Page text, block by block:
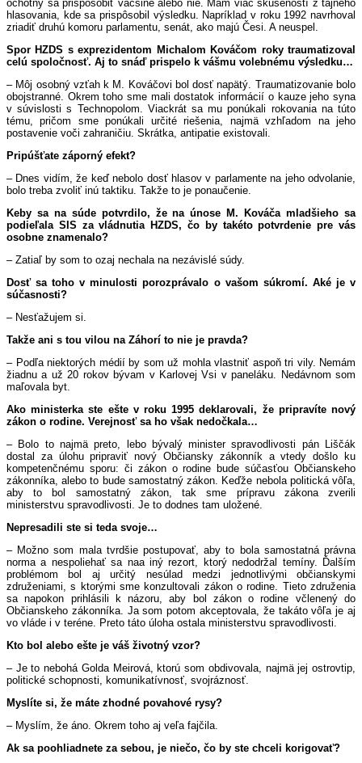
ochotný sa prispôsobiť väčšine alebo nie. Mám viac skúseností z tajného
hlasovania, kde sa prispôsobil výsledku. Napríklad v roku 1992 navrhoval
zriadiť druhú komoru parlamentu, senát, ako majú Česi. A neuspel.
Spor HZDS s exprezidentom Michalom Kováčom roky traumatizoval
celú spoločnosť. Aj to snáď prispelo k vášmu volebnému výsledku…
– Môj osobný vzťah k M. Kováčovi bol dosť napätý. Traumatizovanie bolo
obojstranné. Okrem toho sme mali dostatok informácií o kauze jeho syna
v súvislosti s Technopolom. Viackrát sa mu ponúkali rokovania na túto
tému, pričom sme ponúkali určité riešenia, najmä vzhľadom na jeho
postavenie voči zahraničiu. Skrátka, antipatie existovali.
Pripúšťate záporný efekt?
– Dnes vidím, že keď nebolo dosť hlasov v parlamente na jeho odvolanie,
bolo treba zvoliť inú taktiku. Takže to je ponaučenie.
Keby sa na súde potvrdilo, že na únose M. Kováča mladšieho sa
podieľala SIS za vládnutia HZDS, čo by takéto potvrdenie pre vás
osobne znamenalo?
– Zatiaľ by som to ozaj nechala na nezávislé súdy.
Dosť sa toho v minulosti porozprávalo o vašom súkromí. Aké je v
súčasnosti?
– Nesťažujem si.
Takže ani s tou vilou na Záhorí to nie je pravda?
– Podľa niektorých médií by som už mohla vlastniť aspoň tri vily. Nemám
žiadnu a už 20 rokov bývam v Karlovej Vsi v paneláku. Nedávnom som
maľovala byt.
Ako ministerka ste ešte v roku 1995 deklarovali, že pripravíte nový
zákon o rodine. Verejnosť sa ho však nedočkala…
– Bolo to najmä preto, lebo bývalý minister spravodlivosti pán Liščák
dostal za úlohu pripraviť nový Občiansky zákonník a vtedy došlo ku
kompetenčnému sporu: či zákon o rodine bude súčasťou Občianskeho
zákonníka, alebo to bude samostatný zákon. Keďže nebola politická vôľa,
aby to bol samostatný zákon, tak sme prípravu zákona zverili
ministerstvu spravodlivosti. Je to dodnes tam uložené.
Nepresadili ste si teda svoje…
– Možno som mala tvrdšie postupovať, aby to bola samostatná právna
norma a nespoliehať sa naa iný rezort, ktorý nedodržal temíny. Ďalším
problémom bol aj určitý nesúlad medzi jednotlivými občianskymi
združeniami, s ktorými sme konzultovali zákon o rodine. Tieto združenia
sa napokon prihlásili k názoru, aby bol zákon o rodine včlenený do
Občianskeho zákonníka. Ja som potom akceptovala, že takáto vôľa je aj
vo vláde i v teréne. Preto táto úloha ostala ministerstvu spravodlivosti.
Kto bol alebo ešte je váš životný vzor?
– Je to nebohá Golda Meirová, ktorú som obdivovala, najmä jej ostrovtip,
politické schopnosti, komunikatívnosť, svojráznosť.
Myslíte si, že máte zhodné povahové rysy?
– Myslím, že áno. Okrem toho aj veľa fajčila.
Ak sa poohliadnete za sebou, je niečo, čo by ste chceli korigovať?